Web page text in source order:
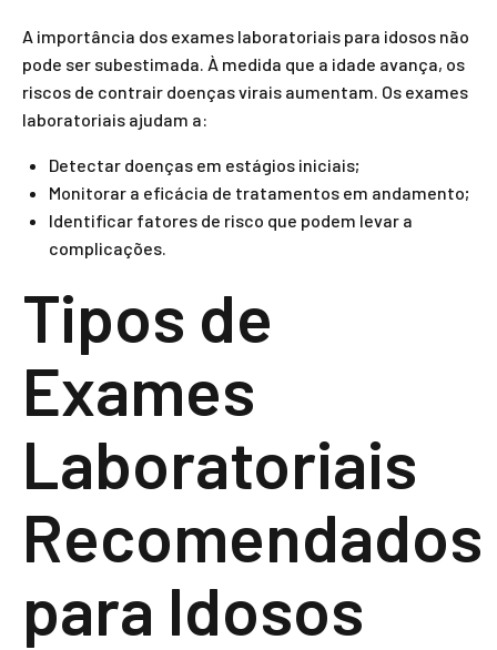
A importância dos exames laboratoriais para idosos não
pode ser subestimada. À medida que a idade avança, os
riscos de contrair doenças virais aumentam. Os exames
laboratoriais ajudam a:
Detectar doenças em estágios iniciais;
Monitorar a eficácia de tratamentos em andamento;
Identificar fatores de risco que podem levar a
complicações.
Tipos de
Exames
Laboratoriais
Recomendados
para Idosos